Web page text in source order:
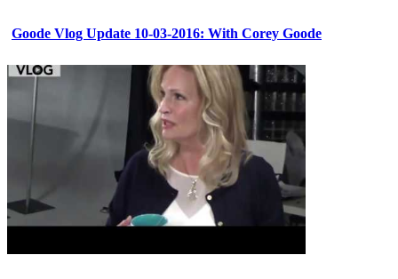
Goode Vlog Update 10-03-2016: With Corey Goode